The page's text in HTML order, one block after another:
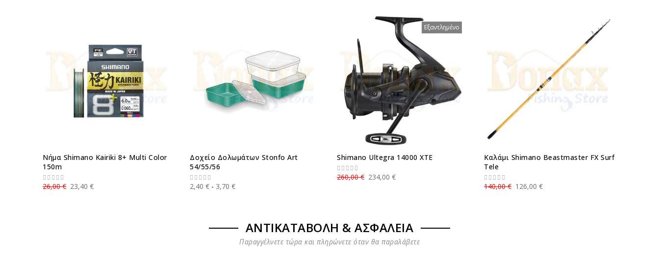
Νήμα Shimano Kairiki 8+ Multi Color
150m
23,40 €
26,00 €
Δοχείο Δολωμάτων Stonfo Art
54/55/56
2,40 € 3,70 €
Εξαντλημένο
Shimano Ultegra 14000 XTE
234,00 €
260,00 €
Καλάμι Shimano Beastmaster FX Surf
Tele
126,00 €
140,00 €
ΑΝΤΙΚΑΤΑΒΟΛΗ & ΑΣΦΑΛΕΙΑ
Παραγγέλνετε τώρα και πληρώνετε όταν θα παραλάβετε